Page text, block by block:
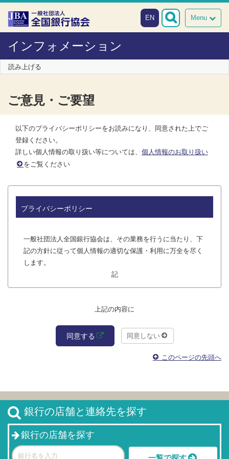
本文へスキップ
障がい者向け相談窓口
Menu
EN
インフォメーション
読み上げる
ご意見・ご要望
以下のプライバシーポリシーをお読みになり、同意された上でご
登録ください。
詳しい個人情報の取り扱い等については、 個人情報のお取り扱い
をご覧ください
プライバシーポリシー
一般社団法人全国銀行協会は、その業務を行うに当たり、下
記の方針に従って個人情報の適切な保護・利用に万全を尽く
します。
記
1 取得・利用・提供について
（1）個人情報の取得は、業務上必要な範囲内または法令上
認められている範囲内で、適正かつ適法な手段により行いま
す。また、機微（センシティブ）情報については、法令にも
その利用目的をできる限り特定します。また、ご本人にとっ
えば、各種アンケート等への回答に際して個人情報を取得す
る場合においては、アンケートの集計のためのみに利用する
など取得の場面に応じ、利用目的を限定するよう努めます。
（3）予めご本人の同意がある場合、法令にもとづく場合等
上記の内容に
同意する 同意しない
このページの先頭へ
銀行の店舗と連絡先を探す
銀行の店舗を探す